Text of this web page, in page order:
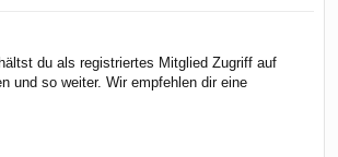
du als registriertes Mitglied Zugriff auf
und so weiter. Wir empfehlen dir eine